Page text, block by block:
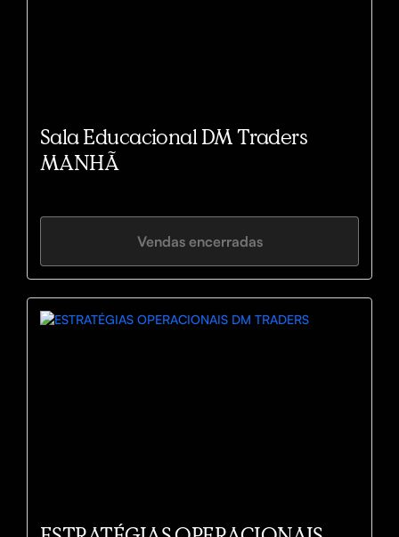
Sala Educacional DM Traders
MANHÃ
Vendas encerradas